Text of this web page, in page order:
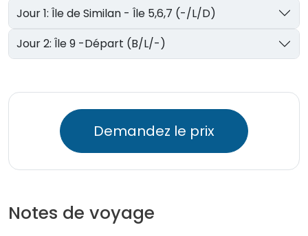
Jour 1: Île de Similan - Île 5,6,7 (-/L/D)
Jour 2: Île 9 -Départ (B/L/-)
Demandez le prix
Notes de voyage